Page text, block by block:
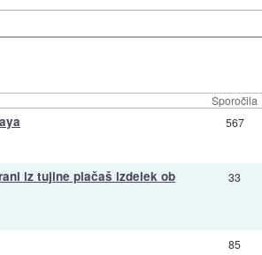
Sporočila
567
iz tujine plačaš izdelek ob 33
85